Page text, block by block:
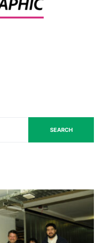
SEARCH